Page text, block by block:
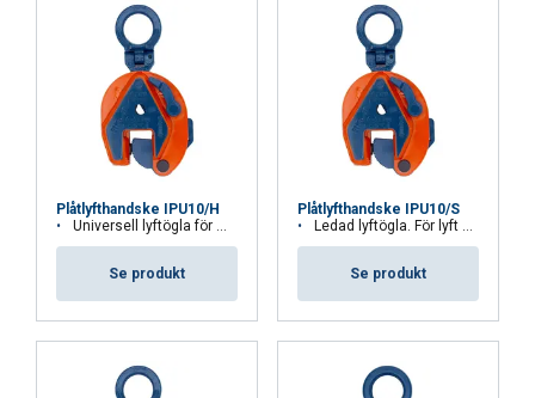
Plåtlyfthandske IPU10/H
Universell lyftögla för mycket hårda material
Se produkt
Plåtlyfthandske IPU10/S
Ledad lyftögla. För lyft av produkter i rostfritt stål.
Se produkt